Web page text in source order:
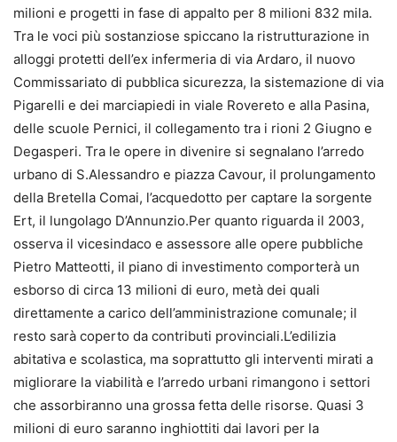
milioni e progetti in fase di appalto per 8 milioni 832 mila.
Tra le voci più sostanziose spiccano la ristrutturazione in
alloggi protetti dell’ex infermeria di via Ardaro, il nuovo
Commissariato di pubblica sicurezza, la sistemazione di via
Pigarelli e dei marciapiedi in viale Rovereto e alla Pasina,
delle scuole Pernici, il collegamento tra i rioni 2 Giugno e
Degasperi. Tra le opere in divenire si segnalano l’arredo
urbano di S.Alessandro e piazza Cavour, il prolungamento
della Bretella Comai, l’acquedotto per captare la sorgente
Ert, il lungolago D’Annunzio.Per quanto riguarda il 2003,
osserva il vicesindaco e assessore alle opere pubbliche
Pietro Matteotti, il piano di investimento comporterà un
esborso di circa 13 milioni di euro, metà dei quali
direttamente a carico dell’amministrazione comunale; il
resto sarà coperto da contributi provinciali.L’edilizia
abitativa e scolastica, ma soprattutto gli interventi mirati a
migliorare la viabilità e l’arredo urbani rimangono i settori
che assorbiranno una grossa fetta delle risorse. Quasi 3
milioni di euro saranno inghiottiti dai lavori per la